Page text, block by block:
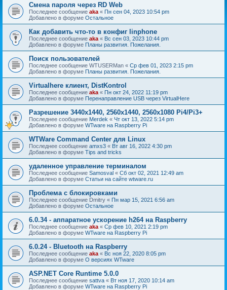
Смена пароля через RD Web
Последнее сообщение aka « Пн сен 04, 2023 10:54 pm
Добавлено в форуме Остальное
Как добавить что-то в конфиг linphone
Последнее сообщение aka « Вс сен 03, 2023 10:44 pm
Добавлено в форуме Планы развития. Пожелания.
Поиск пользователей
Последнее сообщение WTUSERMan « Ср фев 01, 2023 2:15 pm
Добавлено в форуме Планы развития. Пожелания.
Virtualhere клиент, DistKontrol
Последнее сообщение aka « Пн окт 24, 2022 11:19 pm
Добавлено в форуме Перенаправление USB через VirtualHere
Разрешение 3440x1440, 2560x1440, 2560x1080 Pi4/Pi3+
Последнее сообщение Merdek « Чт окт 13, 2022 5:14 pm
Добавлено в форуме WTware на Raspberry Pi
WTWare Command Center для Linux
Последнее сообщение amxs3 « Вт авг 16, 2022 4:30 pm
Добавлено в форуме Tips and tricks
удаленное управление терминалом
Последнее сообщение Samosval « Сб окт 02, 2021 12:49 am
Добавлено в форуме Статьи на сайте wtware.ru
Проблема с блокировками
Последнее сообщение Dmitry « Пн мар 15, 2021 6:56 am
Добавлено в форуме Остальное
6.0.34 - аппаратное ускорение h264 на Raspberry
Последнее сообщение aka « Ср фев 10, 2021 2:19 pm
Добавлено в форуме WTware на Raspberry Pi
6.0.24 - Bluetooth на Raspberry
Последнее сообщение aka « Вс ноя 22, 2020 8:05 pm
Добавлено в форуме О версиях WTware
ASP.NET Core Runtime 5.0.0
Последнее сообщение sattva « Вт ноя 17, 2020 10:14 am
Добавлено в форуме WTware на Raspberry Pi